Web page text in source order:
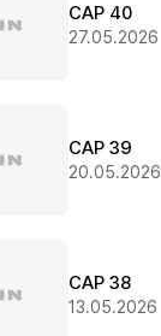
CAP 40
27.05.2026
CAP 39
20.05.2026
CAP 38
13.05.2026